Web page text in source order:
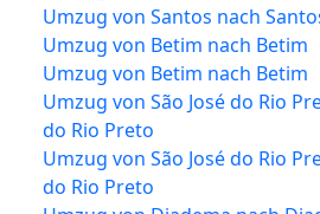
Umzug von Santos nach
Umzug von Betim nach Betim
Umzug von Betim nach Betim
Umzug von São José do Rio
do Rio Preto
Umzug von São José do Rio
do Rio Preto